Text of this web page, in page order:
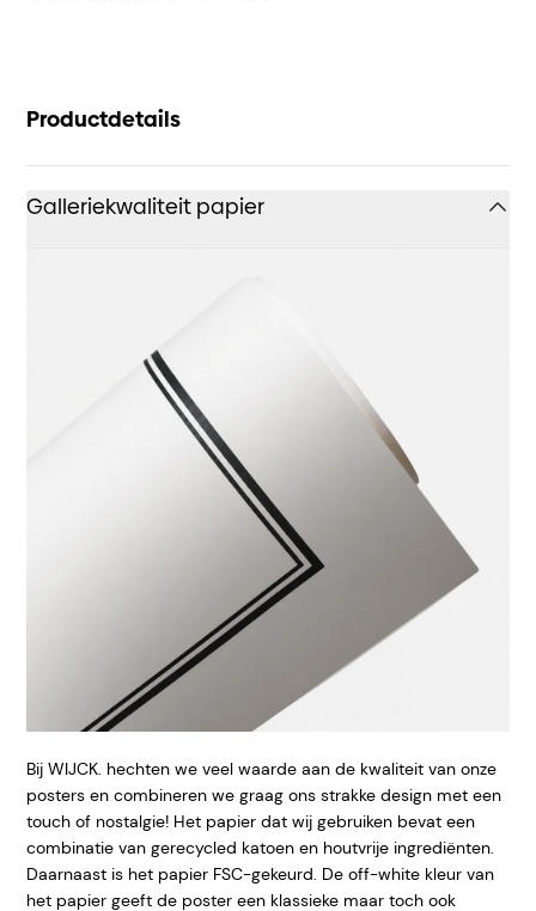
Productdetails
Galleriekwaliteit papier
Bij WIJCK. hechten we veel waarde aan de kwaliteit van onze
posters en combineren we graag ons strakke design met een
touch of nostalgie! Het papier dat wij gebruiken bevat een
combinatie van gerecycled katoen en houtvrije ingrediënten.
Daarnaast is het papier FSC-gekeurd. De off-white kleur van
het papier geeft de poster een klassieke maar toch ook